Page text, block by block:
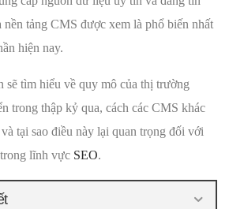
nền tảng CMS được xem là phổ biến nhất
hiện nay.
sẽ tìm hiểu về quy mô của thị trường
trong thập kỷ qua, cách các CMS khác
tại sao điều này lại quan trọng đối với
lĩnh vực SEO.